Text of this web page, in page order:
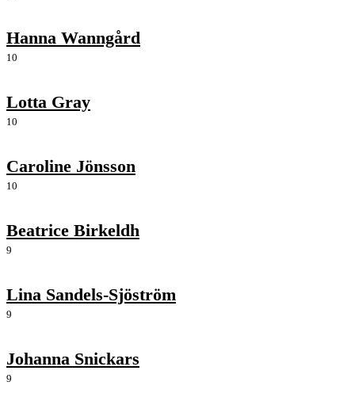
Hanna Wanngård
10
Lotta Gray
10
Caroline Jönsson
10
Beatrice Birkeldh
9
Lina Sandels-Sjöström
9
Johanna Snickars
9